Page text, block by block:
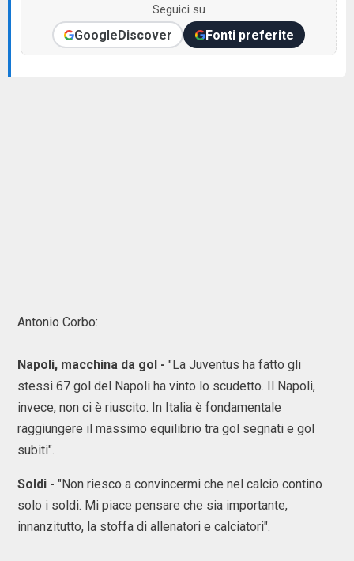
Seguici su
GoogleDiscover Fonti preferite
Antonio Corbo:
Napoli, macchina da gol - "La Juventus ha fatto gli
stessi 67 gol del Napoli ha vinto lo scudetto. Il Napoli,
invece, non ci è riuscito. In Italia è fondamentale
raggiungere il massimo equilibrio tra gol segnati e gol
subiti".
Soldi - "Non riesco a convincermi che nel calcio contino
solo i soldi. Mi piace pensare che sia importante,
innanzitutto, la stoffa di allenatori e calciatori".